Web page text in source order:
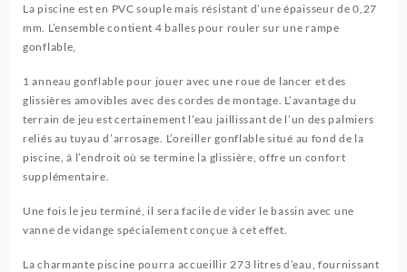
La piscine est en PVC souple mais résistant d’une épaisseur de 0,27
mm. L’ensemble contient 4 balles pour rouler sur une rampe
gonflable,
1 anneau gonflable pour jouer avec une roue de lancer et des
glissières amovibles avec des cordes de montage. L’avantage du
terrain de jeu est certainement l’eau jaillissant de l’un des palmiers
reliés au tuyau d’arrosage. L’oreiller gonflable situé au fond de la
piscine, à l’endroit où se termine la glissière, offre un confort
supplémentaire.
Une fois le jeu terminé, il sera facile de vider le bassin avec une
vanne de vidange spécialement conçue à cet effet.
La charmante piscine pourra accueillir 273 litres d’eau, fournissant